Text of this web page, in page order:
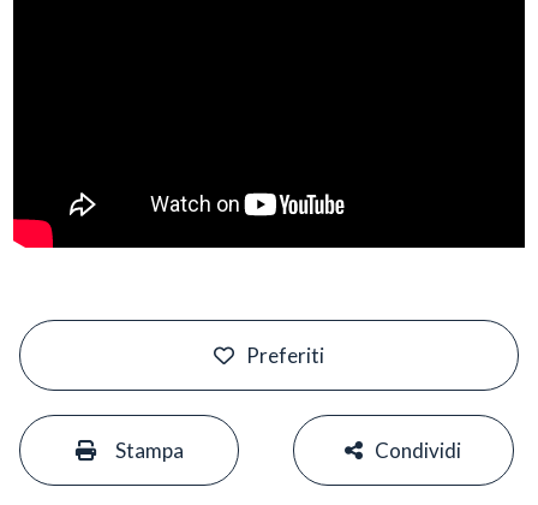
Preferiti
Stampa Condividi